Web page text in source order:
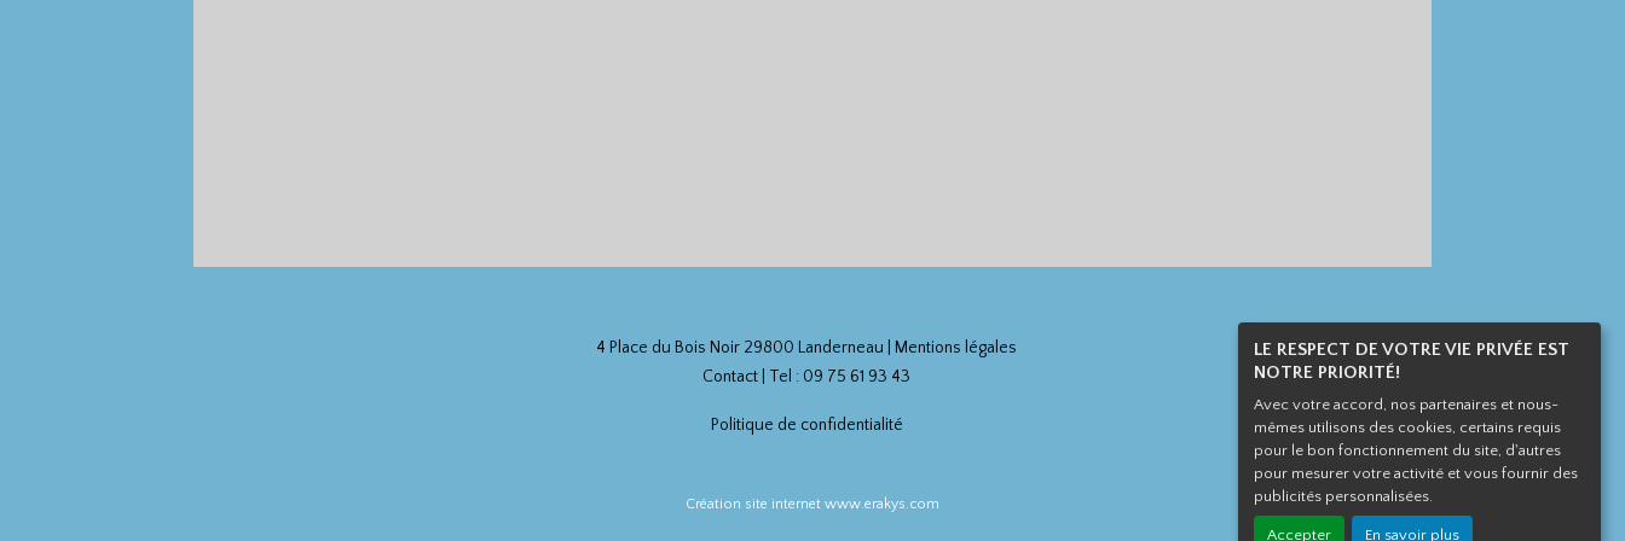
LE RESPECT DE VOTRE VIE PRIVÉE EST
NOTRE PRIORITÉ!
Avec votre accord, nos partenaires et nous-
mêmes utilisons des cookies, certains requis
pour le bon fonctionnement du site, d'autres
pour mesurer votre activité et vous fournir des
publicités personnalisées.
Accepter En savoir plus
4 Place du Bois Noir 29800 Landerneau |
Mentions légales
Contact | Tel : 09 75 61 93 43
Politique de confidentialité
Création site internet www.erakys.com